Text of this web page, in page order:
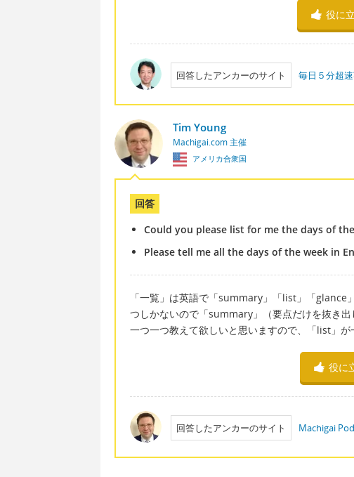
役に
回答したアンカーのサイト 毎日５分超
Tim Young
Machigai.com 主催
アメリカ合衆国
回答
Could you please list for me the days of
Please tell me all the days of the week in
「一覧」は英語で「summary」「list」「glance
つしかないので「summary」（要点だけを抜き
一つ一つ教えて欲しいと思いますので、「list」が
役に
回答したアンカーのサイト Machigai